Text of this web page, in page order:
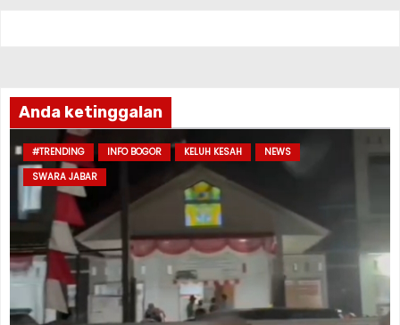
Anda ketinggalan
#TRENDING INFO BOGOR KELUH KESAH
NEWS
SWARA JABAR